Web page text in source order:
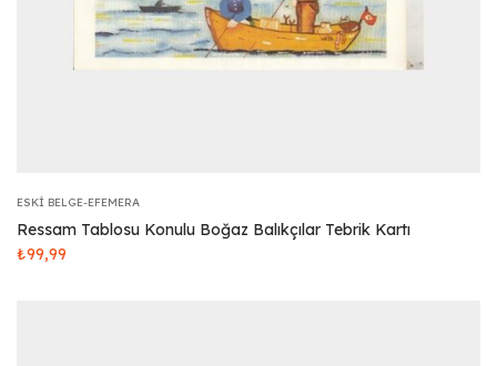
ESKI BELGE-EFEMERA
Ressam Tablosu Konulu Boğaz Balıkçılar Tebrik Kartı
₺99,99